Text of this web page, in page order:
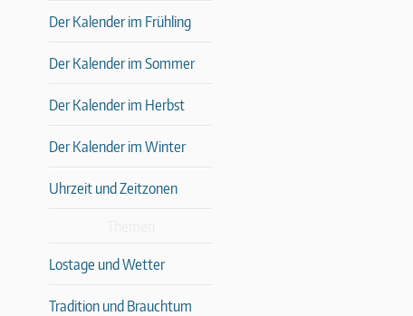
Der Kalender im Frühling
Der Kalender im Sommer
Der Kalender im Herbst
Der Kalender im Winter
Uhrzeit und Zeitzonen
Lostage und Wetter
Tradition und Brauchtum